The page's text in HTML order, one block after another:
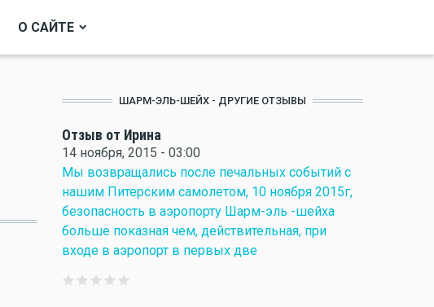
О САЙТЕ
ШАРМ-ЭЛЬ-ШЕЙХ - ДРУГИЕ ОТЗЫВЫ
Отзыв от Ирина
14 ноября, 2015 - 03:00
Мы возвращались после печальных событий с
нашим Питерским самолетом, 10 ноября 2015г,
безопасность в аэропорту Шарм-эль -шейха
больше показная чем, действительная, при
входе в аэропорт в первых две